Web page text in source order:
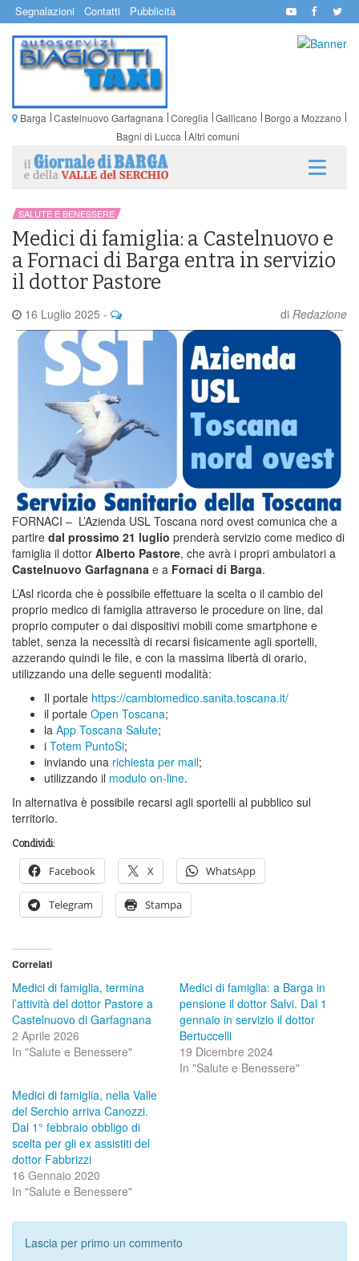
Segnalazioni Contatti Pubblicità
Barga Castelnuovo Garfagnana Coreglia Gallicano
Borgo a Mozzano
Bagni di Lucca Altri comuni
SALUTE E BENESSERE
Medici di famiglia: a Castelnuovo e
a Fornaci di Barga entra in servizio
il dottor Pastore
16 Luglio 2025 - di Redazione
FORNACI – L’Azienda USL Toscana nord ovest comunica che a
partire dal prossimo 21 luglio prenderà servizio come medico di
famiglia il dottor Alberto Pastore, che avrà i propri ambulatori a
Castelnuovo Garfagnana e a Fornaci di Barga.
L’Asl ricorda che è possibile effettuare la scelta o il cambio del
proprio medico di famiglia attraverso le procedure on line, dal
proprio computer o dai dispositivi mobili come smartphone e
tablet, senza la necessità di recarsi fisicamente agli sportelli,
azzerando quindi le file, e con la massima libertà di orario,
utilizzando una delle seguenti modalità:
Il portale https://cambiomedico.sanita.toscana.it/
il portale Open Toscana;
la App Toscana Salute;
i Totem PuntoSi;
inviando una richiesta per mail;
utilizzando il modulo on-line.
In alternativa è possibile recarsi agli sportelli al pubblico sul
territorio.
Condividi:
Facebook X WhatsApp
Telegram Stampa
Correlati
Medici di famiglia, termina
l’attività del dottor Pastore a
Castelnuovo di Garfagnana
2 Aprile 2026
In "Salute e Benessere"
Medici di famiglia: a Barga in
pensione il dottor Salvi. Dal 1
gennaio in servizio il dottor
Bertuccelli
19 Dicembre 2024
In "Salute e Benessere"
Medici di famiglia, nella Valle
del Serchio arriva Canozzi.
Dal 1° febbraio obbligo di
scelta per gli ex assistiti del
dottor Fabbrizzi
16 Gennaio 2020
In "Salute e Benessere"
Lascia per primo un commento